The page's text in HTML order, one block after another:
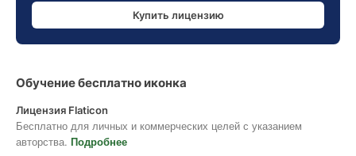
Купить лицензию
Обучение бесплатно иконка
Лицензия Flaticon
Бесплатно для личных и коммерческих целей с указанием
авторства. Подробнее